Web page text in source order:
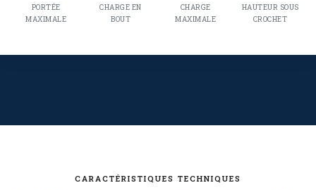
PORTÉE
MAXIMALE
CHARGE EN
BOUT
CHARGE
MAXIMALE
HAUTEUR SOUS
CROCHET
CARACTÉRISTIQUES TECHNIQUES